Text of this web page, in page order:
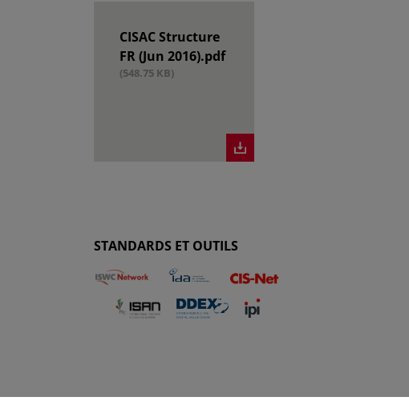
CISAC Structure
FR (Jun 2016).pdf
(548.75 KB)
STANDARDS ET OUTILS